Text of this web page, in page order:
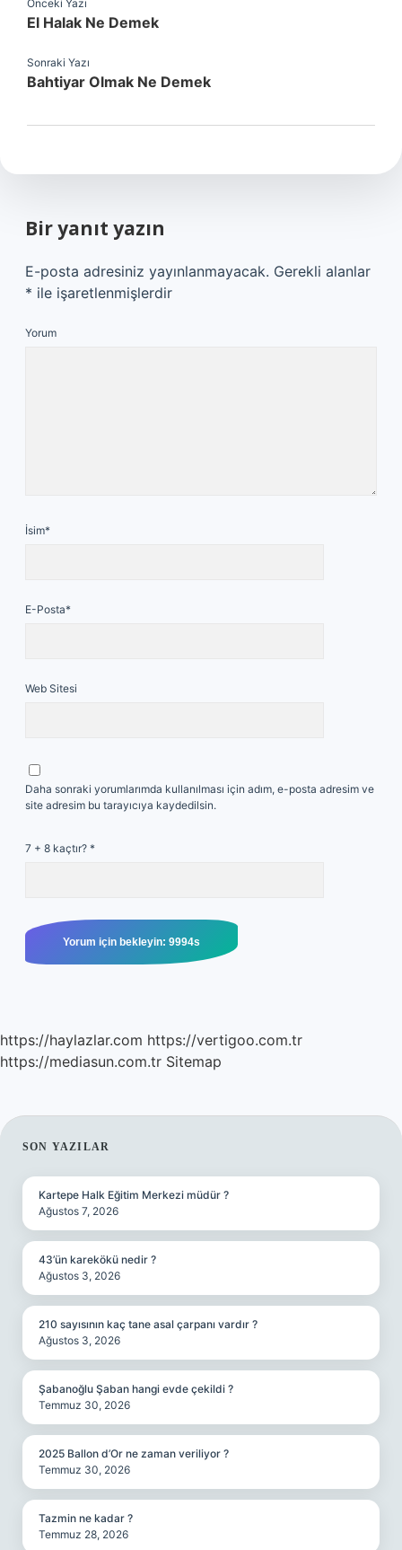
Önceki Yazı
El Halak Ne Demek
Sonraki Yazı
Bahtiyar Olmak Ne Demek
Bir yanıt yazın
E-posta adresiniz yayınlanmayacak. Gerekli alanlar
* ile işaretlenmişlerdir
Yorum
İsim*
E-Posta*
Web Sitesi
Daha sonraki yorumlarımda kullanılması için adım, e-posta adresim ve
site adresim bu tarayıcıya kaydedilsin.
7 + 8 kaçtır? *
https://haylazlar.com https://vertigoo.com.tr
https://mediasun.com.tr Sitemap
SIDEBAR
SON YAZILAR
Kartepe Halk Eğitim Merkezi müdür ?
Ağustos 7, 2026
43’ün karekökü nedir ?
Ağustos 3, 2026
210 sayısının kaç tane asal çarpanı vardır ?
Ağustos 3, 2026
Şabanoğlu Şaban hangi evde çekildi ?
Temmuz 30, 2026
2025 Ballon d’Or ne zaman veriliyor ?
Temmuz 30, 2026
Tazmin ne kadar ?
Temmuz 28, 2026